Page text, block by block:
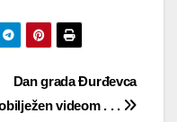
Dan grada Đurđevca
videom . . .